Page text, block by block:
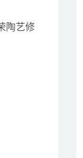
陶艺修